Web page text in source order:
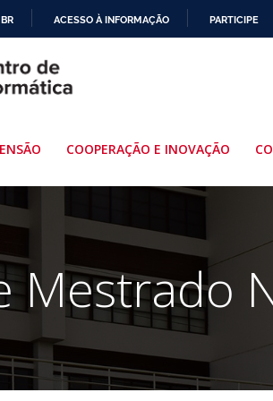
ACESSO À INFORMAÇÃO PARTICIPE
COOPERAÇÃO E INOVAÇÃO